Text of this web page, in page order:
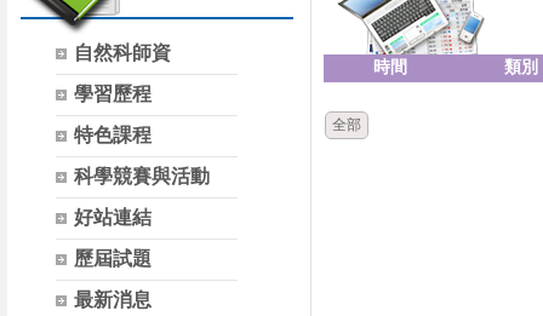
自然科師資
學習歷程
特色課程
科學競賽與活動
好站連結
歷屆試題
最新消息
時間 類別
全部